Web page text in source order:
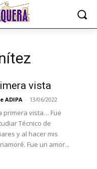
vista
ADIPA - 13/06/2022
primera vista… Fue
Técnico de
y al hacer mis
Fue un amor...